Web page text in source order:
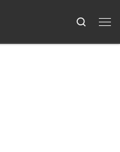
Search